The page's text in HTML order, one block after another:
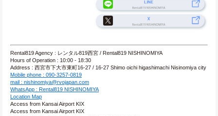
Rental819 Agency : レンタル819西宮 / Rental819 NISHINOMIYA
Hours of Operation : 10:00 - 18:30
Address : 西宮市下大市東町16-27 / 16-27 Shimo oichi higashimachi Nisinomiya city
Mobile phone : 090-3257-0819
mail : nishinomiya@rvojapan.com
WhatsApp : Rental819 NISHINOMIYA
Location Map
Access from Kansai Airport KIX
Access from Kansai Airport KIX